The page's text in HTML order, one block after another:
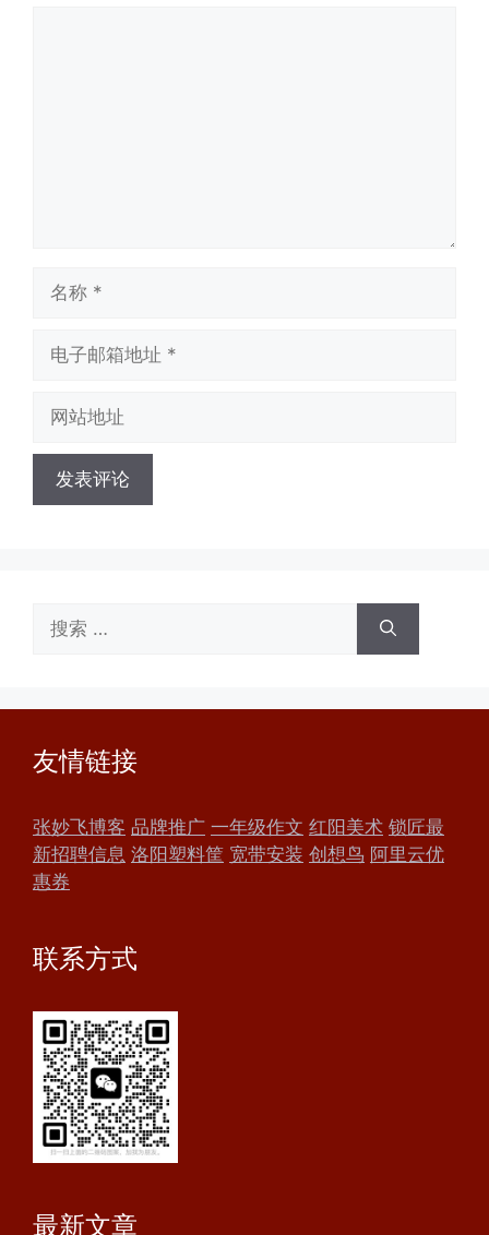
地
地
索：
友情链接
张妙飞博客 品牌推广 一年级作文 红阳美术 锁匠最
新招聘信息 洛阳塑料筐 宽带安装 创想鸟 阿里云优
惠券
联系方式
最新文章